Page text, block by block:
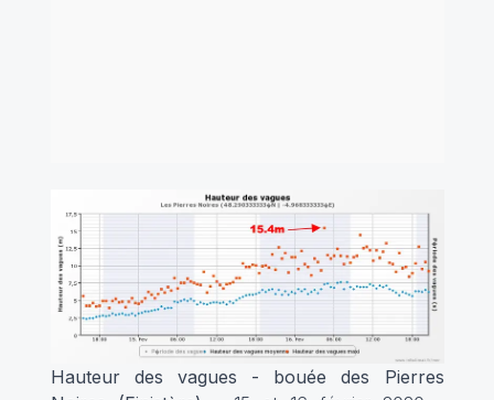
Hauteur des vagues - bouée des Pierres